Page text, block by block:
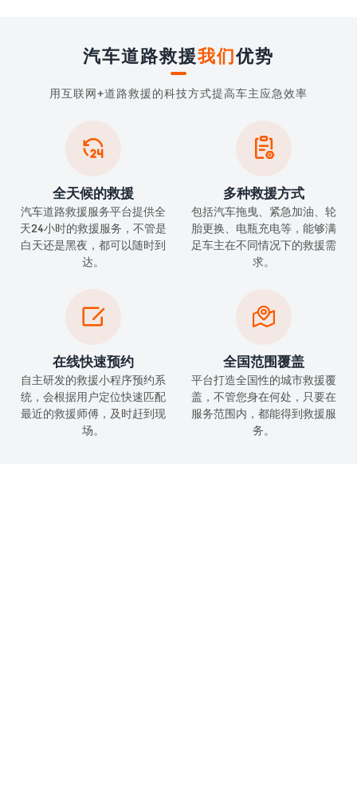
汽车道路救援我们优势
用互联网+道路救援的科技方式提高车主应急效率

全天候的救援
汽车道路救援服务平台提供全
天24小时的救援服务，不管是
白天还是黑夜，都可以随时到
达。

多种救援方式
包括汽车拖曳、紧急加油、轮
胎更换、电瓶充电等，能够满
足车主在不同情况下的救援需
求。

在线快速预约
自主研发的救援小程序预约系
统，会根据用户定位快速匹配
最近的救援师傅，及时赶到现
场。

全国范围覆盖
平台打造全国性的城市救援覆
盖，不管您身在何处，只要在
服务范围内，都能得到救援服
务。